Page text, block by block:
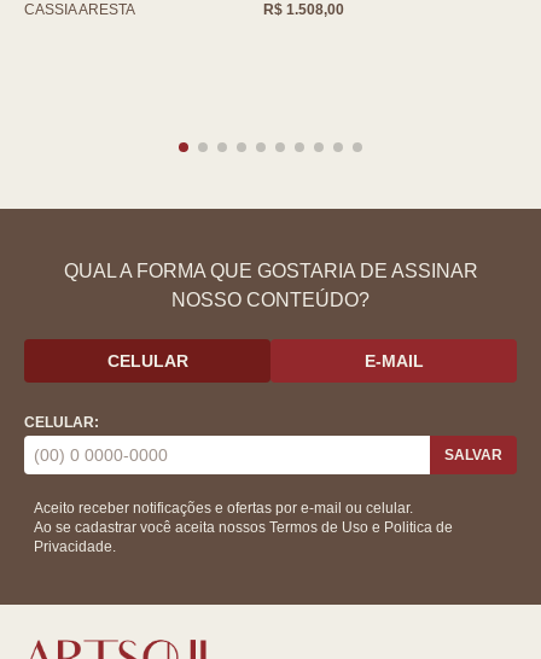
CASSIA ARESTA
R$ 1.508,00
QUAL A FORMA QUE GOSTARIA DE ASSINAR
NOSSO CONTEÚDO?
CELULAR E-MAIL
CELULAR:
SALVAR
Aceito receber notificações e ofertas por e-mail ou celular.
Ao se cadastrar você aceita nossos Termos de Uso e Politica de
Privacidade.